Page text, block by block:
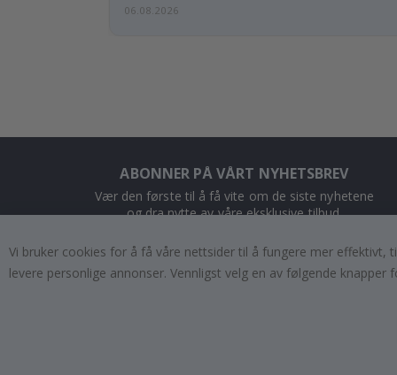
06.08.2026
ABONNER PÅ VÅRT NYHETSBREV
Vær den første til å få vite om de siste nyhetene
og dra nytte av våre eksklusive tilbud.
ABONNER
Vi bruker cookies for å få våre nettsider til å fungere mer effektivt,
levere personlige annonser. Vennligst velg en av følgende